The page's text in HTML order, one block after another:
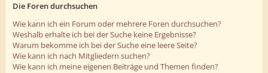
Die Foren durchsuchen
Wie kann ich ein Forum oder mehrere Foren durchsuchen?
Weshalb erhalte ich bei der Suche keine Ergebnisse?
Warum bekomme ich bei der Suche eine leere Seite?
Wie kann ich nach Mitgliedern suchen?
Wie kann ich meine eigenen Beiträge und Themen finden?